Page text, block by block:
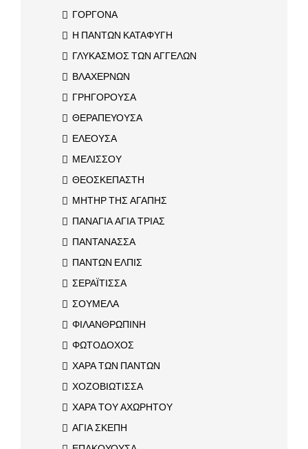
ΓΟΡΓΟΝΑ
Η ΠΑΝΤΩΝ ΚΑΤΑΦΥΓΗ
ΓΛΥΚΑΣΜΟΣ ΤΩΝ ΑΓΓΕΛΩΝ
ΒΛΑΧΕΡΝΩΝ
ΓΡΗΓΟΡΟΥΣΑ
ΘΕΡΑΠΕΥΟΥΣΑ
ΕΛΕΟΥΣΑ
ΜΕΛΙΣΣΟΥ
ΘΕΟΣΚΕΠΑΣΤΗ
ΜΗΤΗΡ ΤΗΣ ΑΓΑΠΗΣ
ΠΑΝΑΓΙΑ ΑΓΙΑ ΤΡΙΑΣ
ΠΑΝΤΑΝΑΣΣΑ
ΠΑΝΤΩΝ ΕΛΠΙΣ
ΣΕΡΑΪΤΙΣΣΑ
ΣΟΥΜΕΛΑ
ΦΙΛΑΝΘΡΩΠΙΝΗ
ΦΩΤΟΔΟΧΟΣ
ΧΑΡΑ ΤΩΝ ΠΑΝΤΩΝ
ΧΟΖΟΒΙΩΤΙΣΣΑ
ΧΑΡΑ ΤΟΥ ΑΧΩΡΗΤΟΥ
ΑΓΙΑ ΣΚΕΠΗ